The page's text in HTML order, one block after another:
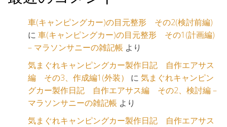
車(キャンピングカー)の目元整形 その2(検討前編)
に 車(キャンピングカー)の目元整形 その1(計画編)
– マラソンサニーの雑記帳 より
気まぐれキャンピングカー製作日記 自作エアサス
編 その3、作成編1(外装）
に 気まぐれキャンピン
グカー製作日記 自作エアサス編 その2、検討編 –
マラソンサニーの雑記帳 より
気まぐれキャンピングカー製作日記 自作エアサス